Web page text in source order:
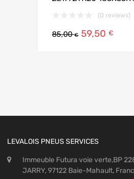
(0 reviews)
85,00€ 59,50 €
LEVALOIS PNEUS SERVICES
Immeuble Futura voie verte,BP
JARRY, 97122 Baie-Mahault,